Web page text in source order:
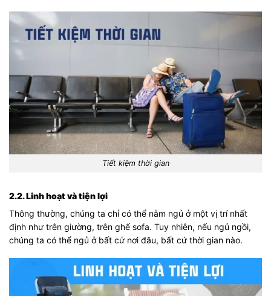
Tiết kiệm thời gian
2.2. Linh hoạt và tiện lợi
Thông thường, chúng ta chỉ có thể nằm ngủ ở một vị trí nhất
định như trên giường, trên ghế sofa. Tuy nhiên, nếu ngủ ngồi,
chúng ta có thể ngủ ở bất cứ nơi đâu, bất cứ thời gian nào.